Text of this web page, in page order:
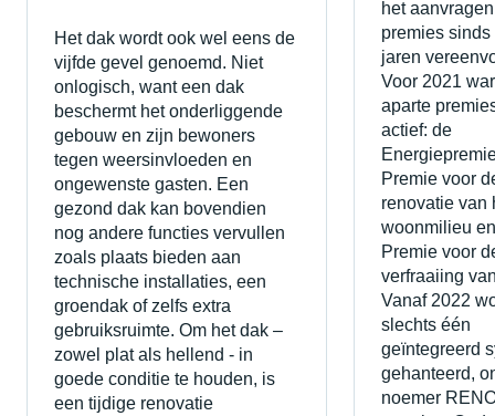
Het dak wordt ook wel eens de
vijfde gevel genoemd. Niet
onlogisch, want een dak
beschermt het onderliggende
gebouw en zijn bewoners
tegen weersinvloeden en
ongewenste gasten. Een
gezond dak kan bovendien
nog andere functies vervullen
zoals plaats bieden aan
technische installaties, een
groendak of zelfs extra
gebruiksruimte. Om het dak –
zowel plat als hellend - in
goede conditie te houden, is
een tijdige renovatie
het
premies
jaren
Voor 2021
aparte
actief: de
Premie voor
renovatie van
woonmilieu
Premie voor
verfraaiing
Vanaf 2022
slechts één
geïntegreerd
gehanteerd,
noemer